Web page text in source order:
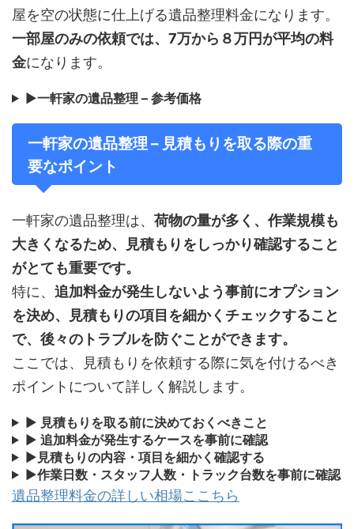
屋を空の状態に仕上げる遺品整理料金になります。
一部屋のみの依頼では、7万から８万円が平均の料
金になります。
▶一軒家の遺品整理 – 参考価格
一軒家の遺品整理 – 見積もりを取る際の重
要なポイント
一軒家の遺品整理は、 荷物の量が多く、作業規模も
大きくなるため、見積もりをしっかり確認すること
がとても重要です。
特に、 追加料金が発生しないよう事前にオプション
を決め、見積もりの項目を細かくチェックすること
で、後々のトラブルを防ぐことができます。
ここでは、見積もりを依頼する際に気を付けるべき
ポイントについて詳しく解説します。
▶ 見積もりを取る前に決めておくべきこと
▶ 追加料金が発生するケースを事前に確認
▶ 見積もりの内容・項目を細かく確認する
▶作業日数・スタッフ人数・トラック台数を事前に確認
遺品整理料金の詳しい相場ここちら